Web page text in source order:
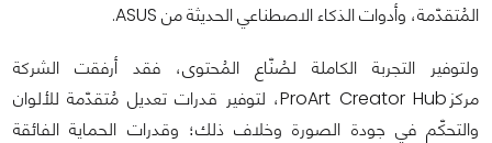
المُتقدّمة، وأدوات الذكاء الاصطناعي الحديثة من ASUS.
ولتوفير التجربة الكاملة لصُنّاع المُحتوى، فقد أرفقت الشركة
مركز ProArt Creator Hub، لتوفير قدرات تعديل مُتقدّمة للألوان
والتحكّم في جودة الصورة وخلاف ذلك؛ وقدرات الحماية الفائقة